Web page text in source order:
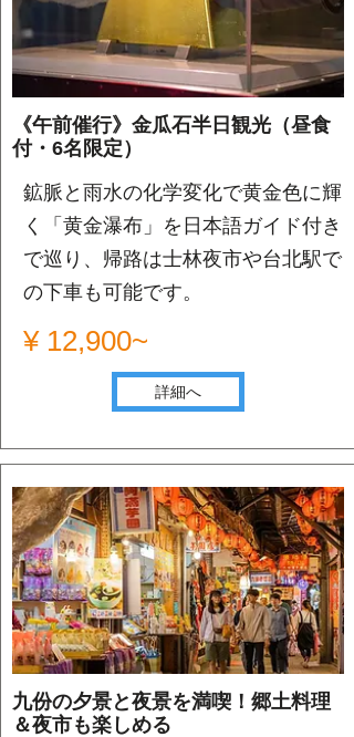
《午前催行》金瓜石半日観光（昼食
付・6名限定）
鉱脈と雨水の化学変化で黄金色に輝
く「黄金瀑布」を日本語ガイド付き
で巡り、帰路は士林夜市や台北駅で
の下車も可能です。
¥ 12,900~
詳細へ
九份の夕景と夜景を満喫！郷土料理
＆夜市も楽しめる